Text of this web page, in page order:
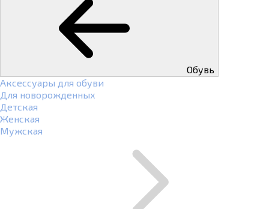
Обувь
Аксессуары для обуви
Для новорожденных
Детская
Женская
Мужская